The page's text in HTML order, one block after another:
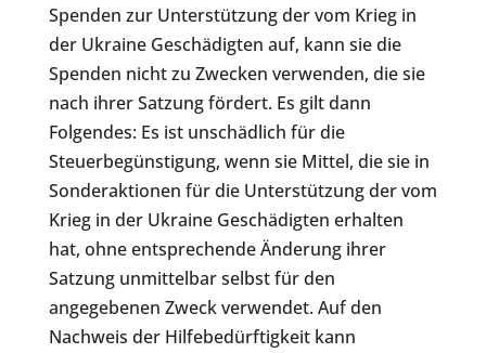
Spenden zur Unterstützung der vom Krieg in
der Ukraine Geschädigten auf, kann sie die
Spenden nicht zu Zwecken verwenden, die sie
nach ihrer Satzung fördert. Es gilt dann
Folgendes: Es ist unschädlich für die
Steuerbegünstigung, wenn sie Mittel, die sie in
Sonderaktionen für die Unterstützung der vom
Krieg in der Ukraine Geschädigten erhalten
hat, ohne entsprechende Änderung ihrer
Satzung unmittelbar selbst für den
angegebenen Zweck verwendet. Auf den
Nachweis der Hilfebedürftigkeit kann